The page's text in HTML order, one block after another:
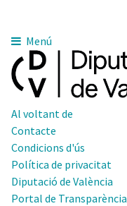
Menú
Al voltant de
Contacte
Condicions d'ús
Política de privacitat
Diputació de València
Portal de Transparència